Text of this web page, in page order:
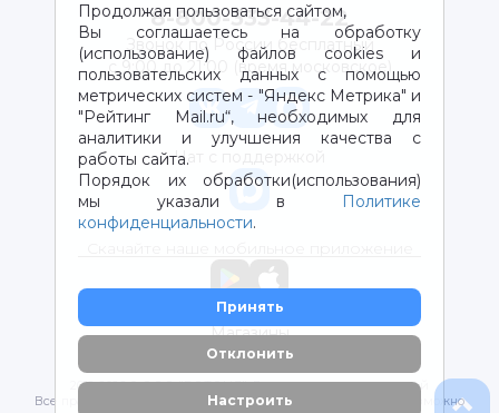
Продолжая пользоваться сайтом,
Вы соглашаетесь на обработку
(использование) файлов cookies и
пользовательских данных с помощью
метрических систем - "Яндекс Метрика" и
"Рейтинг Mail.ru“, необходимых для
аналитики и улучшения качества с
работы сайта.
Порядок их обработки(использования)
мы указали в
Политике
конфиденциальности.
Принять
Отклонить
Настроить
8-800-333-44-22
Звонок по России бесплатный
с 9:00 до 21:00 (время московское)
Чат с поддержкой
Магазины
2012-2026 © ООО "ВОТОНЯ". Детские товары с доставкой
Все права защищены. Любое использование материалов возможно